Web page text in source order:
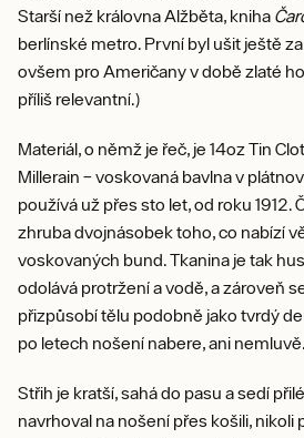
Starší než královna Alžběta, kniha
berlínské metro. První byl ušit ještě
ovšem pro Američany v době zlaté
příliš relevantní.)
Materiál, o němž je řeč, je 14oz Tin
Millerain – voskovaná bavlna v
používá už přes sto let, od roku 1912.
zhruba dvojnásobek toho, co nabízí
voskovaných bund. Tkanina je tak
odolává protržení a vodě, a zároveň
přizpůsobí tělu podobně jako tvrdý
po letech nošení nabere, ani nemluvě.
Střih je kratší, sahá do pasu a sedí
navrhoval na nošení přes košili, nikoli